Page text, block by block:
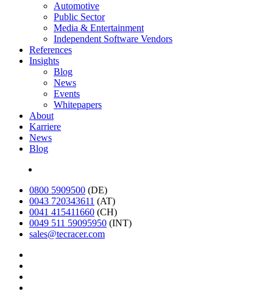
Automotive
Public Sector
Media & Entertainment
Independent Software Vendors
References
Insights
Blog
News
Events
Whitepapers
About
Karriere
News
Blog
0800 5909500 (DE)
0043 720343611 (AT)
0041 415411660 (CH)
0049 511 59095950 (INT)
sales@tecracer.com